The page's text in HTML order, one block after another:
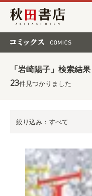
秋田書店
「岩崎陽子」検索結果
23件見つかりました
絞り込み：すべて